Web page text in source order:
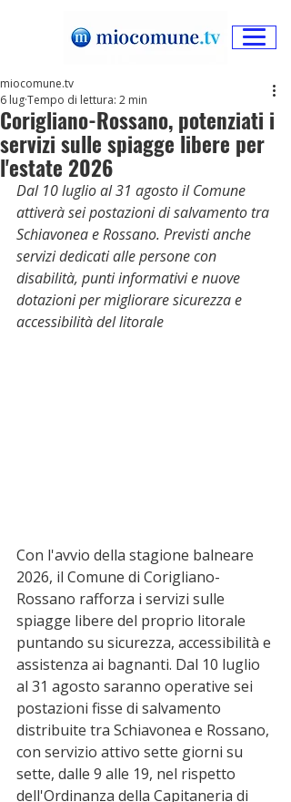
Corigliano-Rossano, potenziati i
servizi sulle spiagge libere per
l'estate 2026
miocomune.tv
6 lugTempo di lettura: 2 min
Dal 10 luglio al 31 agosto il Comune
attiverà sei postazioni di salvamento tra
Schiavonea e Rossano. Previsti anche
servizi dedicati alle persone con
disabilità, punti informativi e nuove
dotazioni per migliorare sicurezza e
accessibilità del litorale
Con l'avvio della stagione balneare
2026, il Comune di Corigliano-
Rossano rafforza i servizi sulle
spiagge libere del proprio litorale
puntando su sicurezza, accessibilità e
assistenza ai bagnanti. Dal 10 luglio
al 31 agosto saranno operative sei
postazioni fisse di salvamento
distribuite tra Schiavonea e Rossano,
con servizio attivo sette giorni su
sette, dalle 9 alle 19, nel rispetto
dell'Ordinanza della Capitaneria di